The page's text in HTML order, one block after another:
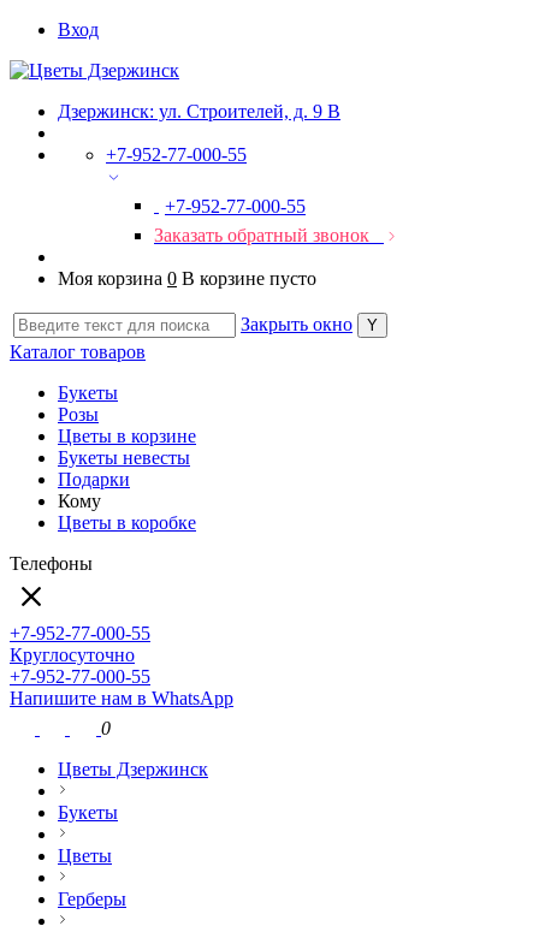
Вход
Дзержинск: ул. Строителей, д. 9 В
+7-952-77-000-55
+7-952-77-000-55
Заказать обратный звонок
Моя корзина 0 В корзине пусто
Закрыть окно
Каталог товаров
Букеты
Розы
Цветы в корзине
Букеты невесты
Подарки
Кому
Цветы в коробке
Телефоны
+7-952-77-000-55
Круглосуточно
+7-952-77-000-55
Напишите нам в WhatsApp
0
Цветы Дзержинск
Букеты
Цветы
Герберы